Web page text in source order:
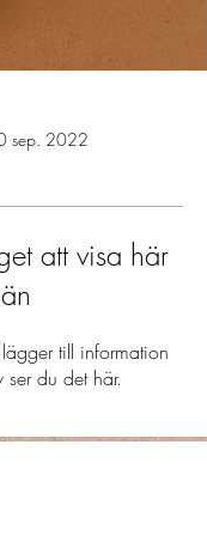
sep. 2022
att visa här
än
till information
du det här.